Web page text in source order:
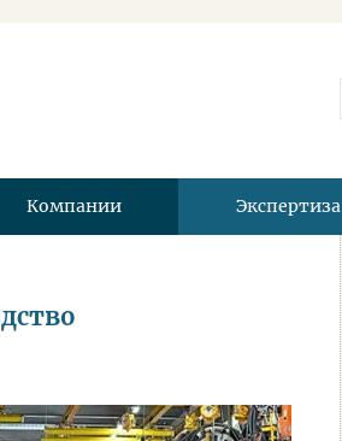
Компании Экспертиза